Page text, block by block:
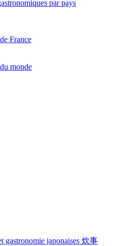
par pays
France
monde
gastronomie japonaises 炊事